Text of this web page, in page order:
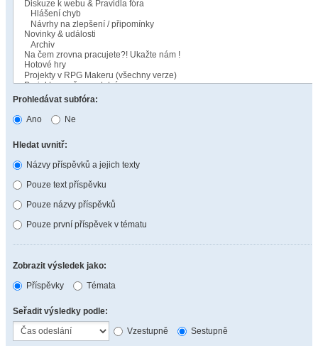
Prohledávat subfóra:
Ano
Ne
Hledat uvnitř:
Názvy příspěvků a jejich texty
Pouze text příspěvku
Pouze názvy příspěvků
Pouze první příspěvek v tématu
Zobrazit výsledek jako:
Příspěvky
Témata
Seřadit výsledky podle:
Vzestupně
Sestupně